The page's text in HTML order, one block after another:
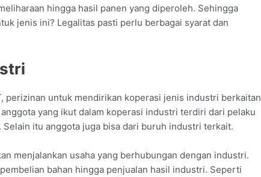
hingga hasil panen yang diperoleh. Sehingga
jenis ini? Legalitas pasti perlu berbagai syarat dan
, perizinan untuk mendirikan koperasi jenis industri berkaitan
yang ikut dalam koperasi industri terdiri dari pelaku
Selain itu anggota juga bisa dari buruh industri terkait.
menjalankan usaha yang berhubungan dengan industri.
bahan hingga penjualan hasil industri. Seperti